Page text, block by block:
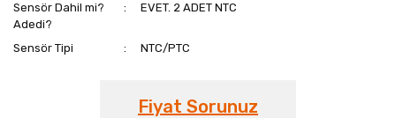
Sensör Dahil mi?
Adedi?
EVET. 2 ADET NTC
Sensör Tipi NTC/PTC
Fiyat Sorunuz